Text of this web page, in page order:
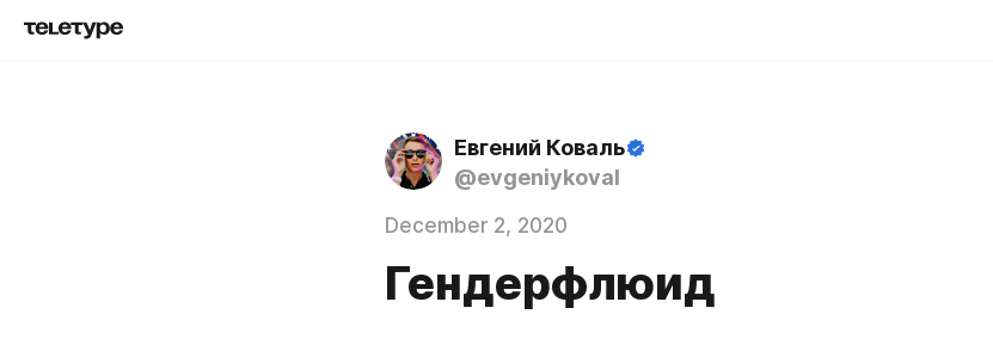
Евгений Коваль
@evgeniykoval
December 2, 2020
Гендерфлюид